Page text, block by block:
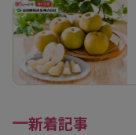
新着記事